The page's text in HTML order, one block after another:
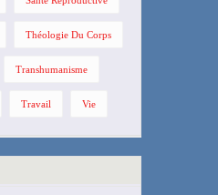
Théologie Du Corps
Transhumanisme
Travail Vie